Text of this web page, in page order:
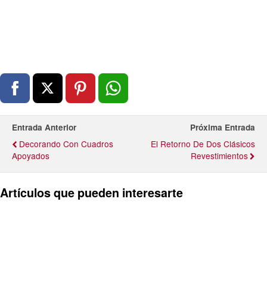
Entrada Anterior
Decorando Con Cuadros
Apoyados
Próxima Entrada
El Retorno De Dos Clásicos
Revestimientos
Artículos que pueden interesarte